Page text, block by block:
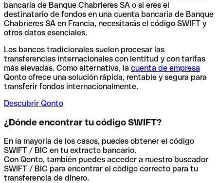
bancaria de Banque Chabrieres SA o si eres el
destinatario de fondos en una cuenta bancaria de Banque
Chabrieres SA en Francia, necesitarás el código SWIFT y
otros datos esenciales.
Los bancos tradicionales suelen procesar las
transferencias internacionales con lentitud y con tarifas
más elevadas. Como alternativa, la cuenta de empresa
Qonto ofrece una solución rápida, rentable y segura para
transferir fondos internacionalmente.
Descubrir Qonto
¿Dónde encontrar tu código SWIFT?
En la mayoría de los casos, puedes obtener el código
SWIFT / BIC en tu extracto bancario.
Con Qonto, también puedes acceder a nuestro buscador
SWIFT / BIC para encontrar el código correcto para tu
transferencia de dinero.